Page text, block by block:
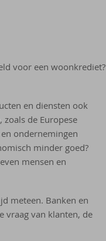
voor een woonkrediet?
en diensten ook
de Europese
ondernemingen
minder goed?
mensen en
meteen. Banken en
vraag van klanten, de